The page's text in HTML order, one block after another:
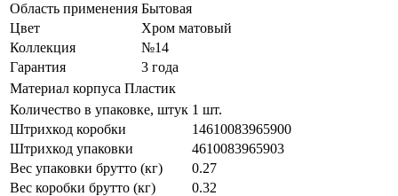
Область применения Бытовая
Цвет
Хром матовый
Коллекция
№14
Гарантия
3 года
Материал корпуса Пластик
Количество в упаковке, штук 1 шт.
Штрихкод коробки
14610083965900
Штрихкод упаковки
4610083965903
Вес упаковки брутто (кг)
0.27
Вес коробки брутто (кг)
0.32